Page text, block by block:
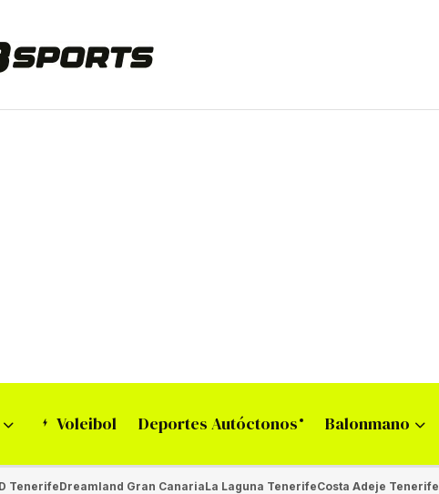
Voleibol Deportes Autóctonos Balonmano
TenerifeDreamland Gran CanariaLa Laguna TenerifeCosta Adeje Tenerife